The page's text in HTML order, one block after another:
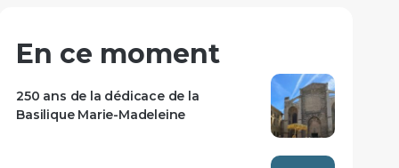
En ce moment
250 ans de la dédicace de la
Basilique Marie-Madeleine